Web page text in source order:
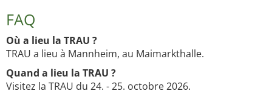
FAQ
Où a lieu la TRAU ?
TRAU a lieu à Mannheim, au Maimarkthalle.
Quand a lieu la TRAU ?
Visitez la TRAU du 24. - 25. octobre 2026.